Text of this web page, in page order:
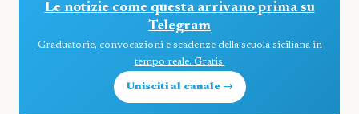
Le notizie come questa arrivano prima su
Telegram
Graduatorie, convocazioni e scadenze della scuola siciliana in
tempo reale. Gratis.
Unisciti al canale →